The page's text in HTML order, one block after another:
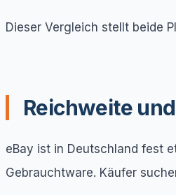
Dieser Vergleich stellt beide
Reichweite
eBay ist in Deutschland fest
Gebrauchtware. Käufer